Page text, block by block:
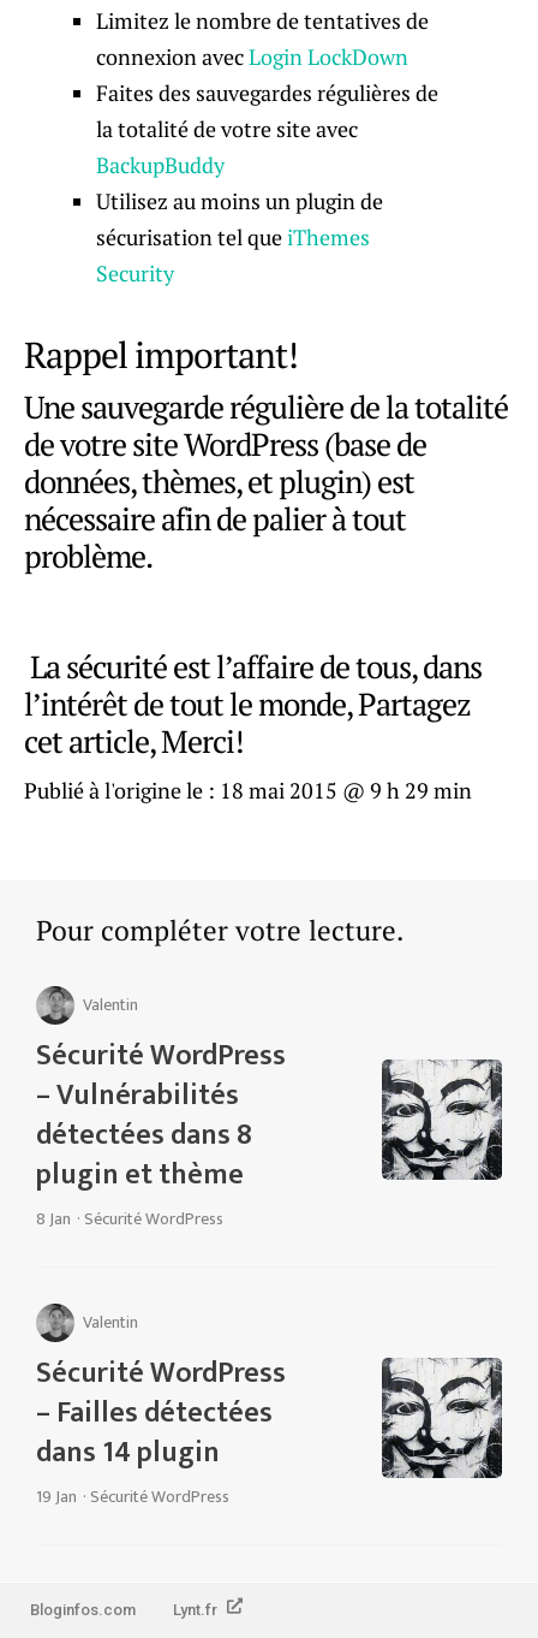
Limitez le nombre de tentatives de
connexion avecLogin LockDown
Faites des sauvegardes régulières de
la totalité de votre site avec
BackupBuddy
Utilisez au moins un plugin de
sécurisation tel queiThemes
Security
Rappel important!
Une sauvegarde régulière de la totalité
de votre site WordPress (base de
données, thèmes, et plugin) est
nécessaire afin de palier à tout
problème.
La sécurité est l’affaire de tous, dans
l’intérêt de tout le monde, Partagez
cet article, Merci!
Publié à l'origine le : 18 mai 2015 @ 9 h 29 min
Pour compléter votre lecture.
Valentin
Sécurité WordPress
– Vulnérabilités
détectées dans 8
plugin et thème
8 Jan · Sécurité WordPress
Valentin
Sécurité WordPress
– Failles détectées
dans 14 plugin
19 Jan · Sécurité WordPress
Bloginfos.com Lynt.fr